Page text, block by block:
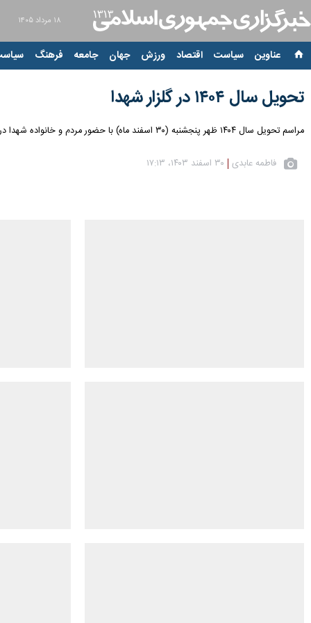
۱۸ مرداد ۱۴۰۵
عناوین‌ سیاست اقتصاد ورزش جهان جامعه فرهنگ
تحویل سال ۱۴۰۴ در گلزار شهدا
مراسم تحویل سال ۱۴۰۴ ظهر پنجشنبه (۳۰ اسفند ماه) با حضور مردم و خانواده شهدا در گلزار شهدای بهشت زهرا (س) برگزار شد.
فاطمه عابدی ۳۰ اسفند ۱۴۰۳، ۱۷:۱۳